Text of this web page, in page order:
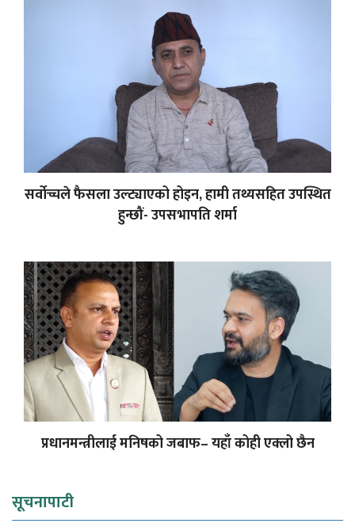
सर्वोच्चले फैसला उल्ट्याएको होइन, हामी तथ्यसहित उपस्थित
हुन्छौं- उपसभापति शर्मा
प्रधानमन्त्रीलाई मनिषको जबाफ– यहाँ कोही एक्लो छैन
सूचनापाटी